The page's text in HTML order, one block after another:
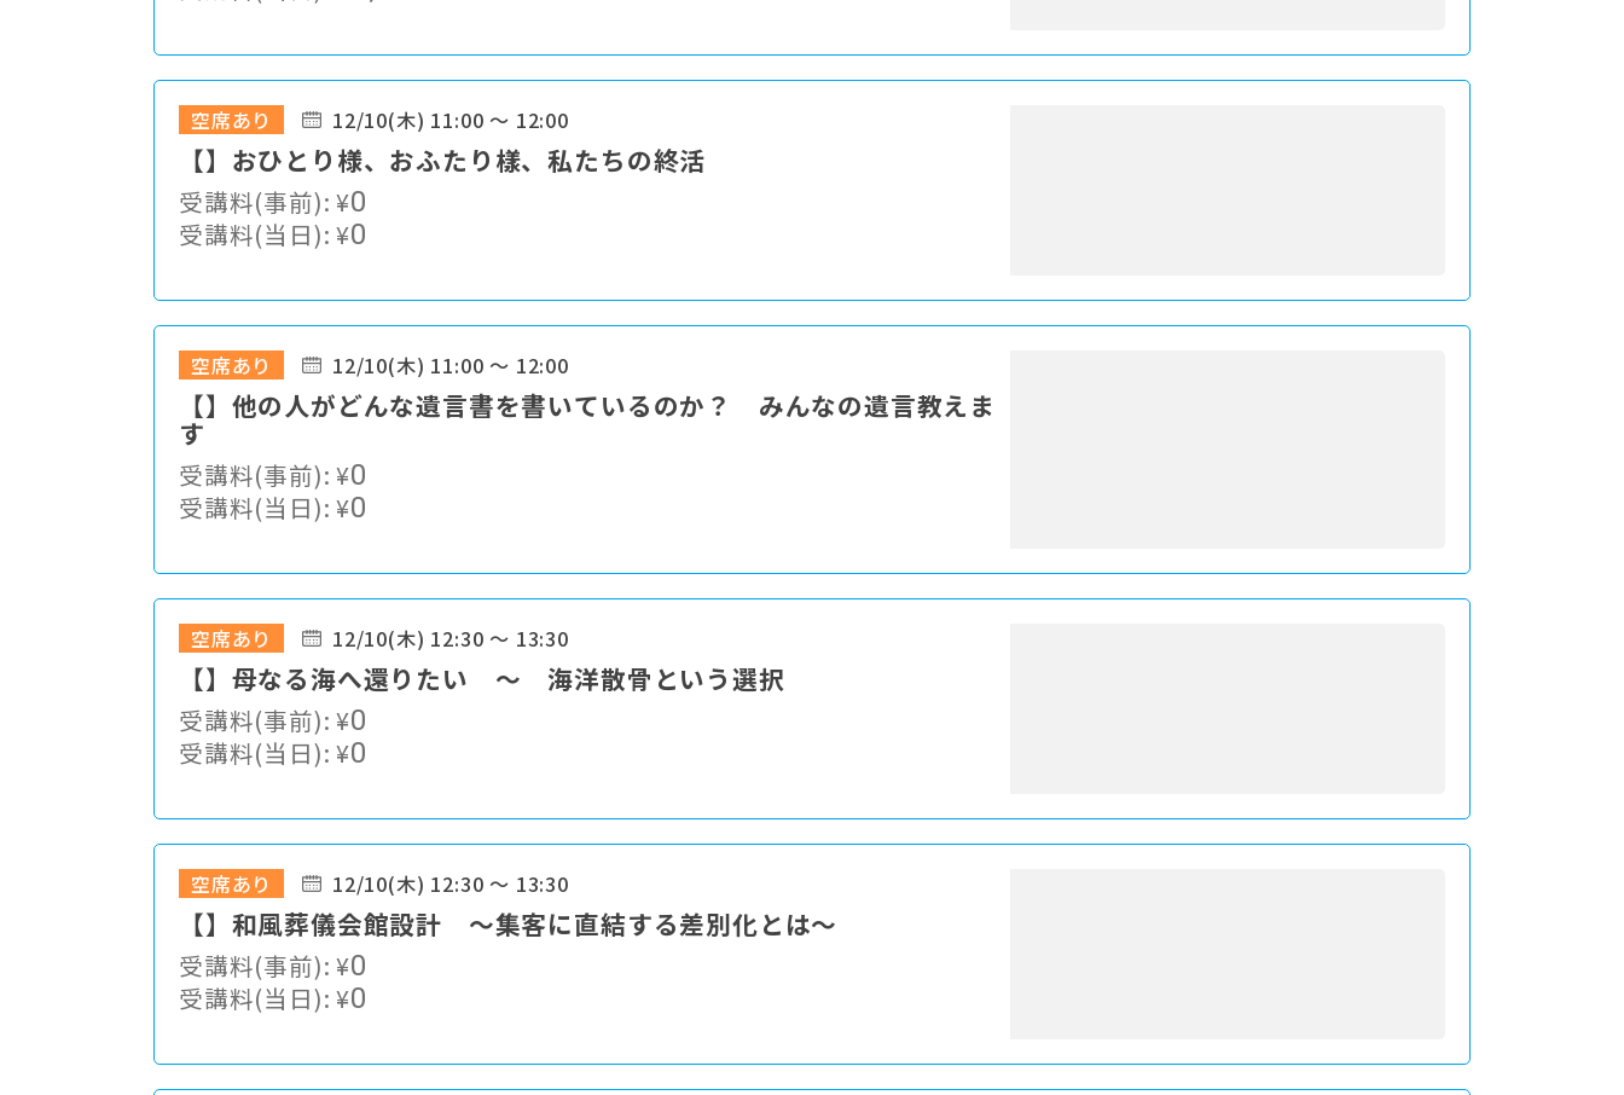
空席あり 12/10(木) 11:00 ～ 12:00
【】おひとり様、おふたり樣、私たちの終活
受講料(事前):¥0
受講料(当日):¥0
空席あり 12/10(木) 11:00 ～ 12:00
【】他の人がどんな遺言書を書いているのか？ みんなの遺言教えま
す
受講料(事前):¥0
受講料(当日):¥0
空席あり 12/10(木) 12:30 ～ 13:30
【】母なる海へ還りたい ～ 海洋散骨という選択
受講料(事前):¥0
受講料(当日):¥0
空席あり 12/10(木) 12:30 ～ 13:30
【】和風葬儀会館設計 ～集客に直結する差別化とは～
受講料(事前):¥0
受講料(当日):¥0